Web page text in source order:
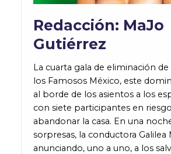
Redacción: MaJo
Gutiérrez
La cuarta gala de eliminación de
los Famosos México, este
al borde de los asientos a los
con siete participantes en
abandonar la casa. En una
sorpresas, la conductora Galilea
anunciando, uno a uno, a los